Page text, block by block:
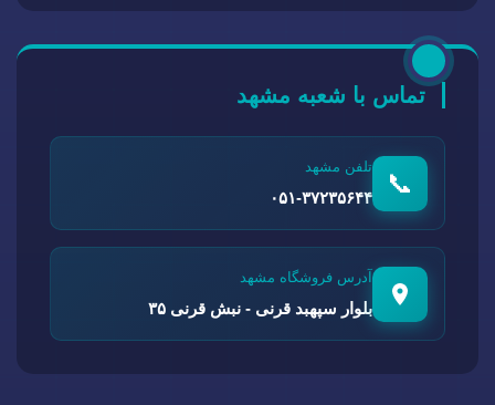
تماس با شعبه مشهد
📞
تلفن مشهد
۰۵۱-۳۷۲۳۵۶۴۴
آدرس فروشگاه مشهد
بلوار سپهبد قرنی - نبش قرنی ۳۵